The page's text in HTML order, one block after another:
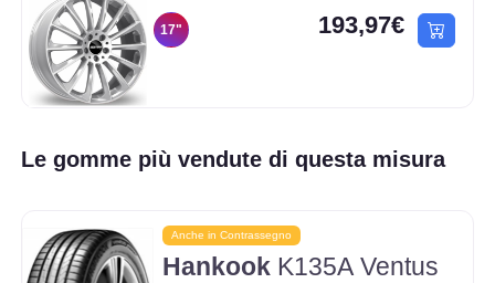
17" 193,97€
Le gomme più vendute di questa misura
Anche in Contrassegno
Hankook K135A Ventus